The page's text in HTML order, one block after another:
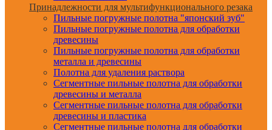
Принадлежности для мультифункционального резака
Пильные погружные полотна "японский зуб"
Пильные погружные полотна для обработки
древесины
Пильные погружные полотна для обработки
металла и древесины
Полотна для удаления раствора
Сегментные пильные полотна для обработки
древесины и металла
Сегментные пильные полотна для обработки
древесины и пластика
Сегментные пильные полотна для обработки